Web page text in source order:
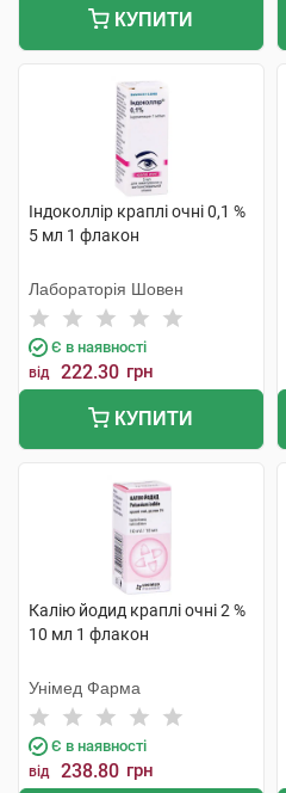
КУПИТИ
Індоколлір краплі очні 0,1 %
5 мл 1 флакон
Лабораторія Шовен
Є в наявності
від 222.30 грн
КУПИТИ
Калію йодид краплі очні 2 %
10 мл 1 флакон
Унімед Фарма
Є в наявності
від 238.80 грн